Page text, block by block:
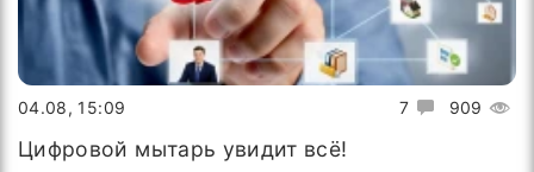
7 909
04.08, 15:09
Цифровой мытарь увидит всё!